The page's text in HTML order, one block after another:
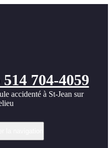
704-4059
accidenté à St-Jean sur